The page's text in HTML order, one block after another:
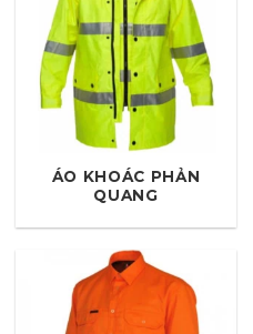
ÁO KHOÁC PHẢN
QUANG